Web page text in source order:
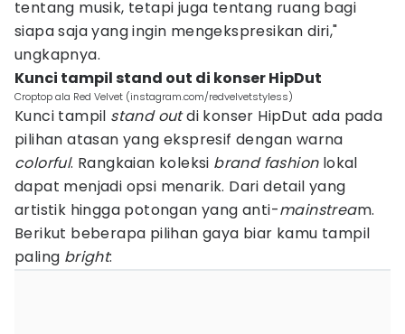
tentang musik, tetapi juga tentang ruang bagi
siapa saja yang ingin mengekspresikan diri,"
ungkapnya.
Kunci tampil stand out di konser HipDut
Croptop ala Red Velvet (instagram.com/redvelvetstyless)
Kunci tampil stand outdi konser HipDut ada pada
pilihan atasan yang ekspresif dengan warna
colorful. Rangkaian koleksi brand fashion lokal
dapat menjadi opsi menarik. Dari detail yang
artistik hingga potongan yang anti-mainstream.
Berikut beberapa pilihan gaya biar kamu tampil
paling bright: